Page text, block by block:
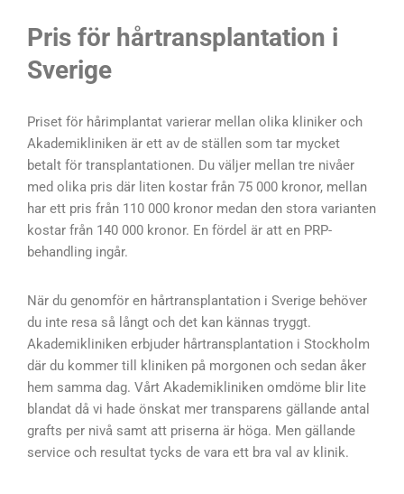
Pris för hårtransplantation i
Sverige
Priset för hårimplantat varierar mellan olika kliniker och
Akademikliniken är ett av de ställen som tar mycket
betalt för transplantationen. Du väljer mellan tre nivåer
med olika pris där liten kostar från 75 000 kronor, mellan
har ett pris från 110 000 kronor medan den stora varianten
kostar från 140 000 kronor. En fördel är att en PRP-
behandling ingår.
När du genomför en hårtransplantation i Sverige behöver
du inte resa så långt och det kan kännas tryggt.
Akademikliniken erbjuder hårtransplantation i Stockholm
där du kommer till kliniken på morgonen och sedan åker
hem samma dag. Vårt Akademikliniken omdöme blir lite
blandat då vi hade önskat mer transparens gällande antal
grafts per nivå samt att priserna är höga. Men gällande
service och resultat tycks de vara ett bra val av klinik.